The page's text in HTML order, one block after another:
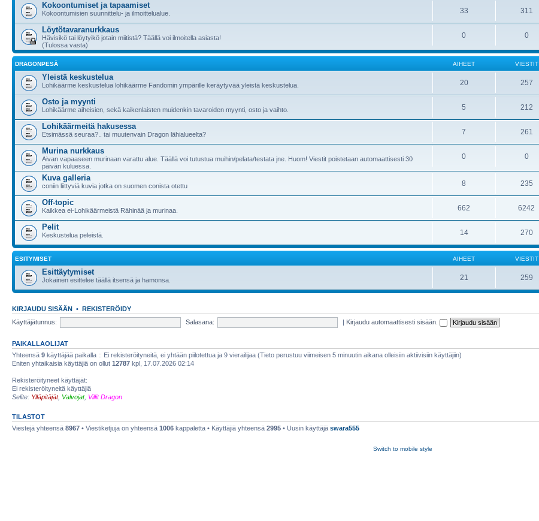
Kokoontumiset ja tapaamiset
Kokoontumisien suunnittelu- ja ilmoittelualue. 33 311
Löytötavaranurkkaus
Hävisikö tai löytyikö jotain miitistä? Täällä voi ilmoitella asiasta!
(Tulossa vasta)
0 0
DRAGONPESÄ AIHEET VIESTIT
Yleistä keskustelua
Lohikäärme keskustelua lohikäärme Fandomin ympärille keräytyvää yleistä keskustelua. 20 257
Osto ja myynti
Lohikäärme aiheisien, sekä kaikenlaisten muidenkin tavaroiden myynti, osto ja vaihto. 5 212
Lohikäärmeitä hakusessa
Etsimässä seuraa?.. tai muutenvain Dragon lähialueelta? 7 261
Murina nurkkaus
Aivan vapaaseen murinaan varattu alue. Täällä voi tutustua muihin/pelata/testata jne. Huom! Viestit poistetaan automaattisesti 30
päivän kuluessa.
0 0
Kuva galleria
coniin liittyviä kuvia jotka on suomen conista otettu 8 235
Off-topic
Kaikkea ei-Lohikäärmeistä Rähinää ja murinaa. 662 6242
Pelit
Keskustelua peleistä. 14 270
ESITYMISET AIHEET VIESTIT
Esittäytymiset
Jokainen esittelee täällä itsensä ja hamonsa. 21 259
KIRJAUDU SISÄÄN • REKISTERÖIDY
Käyttäjätunnus:
Salasana: | Kirjaudu automaattisesti sisään.
PAIKALLAOLIJAT
Yhteensä 9 käyttäjää paikalla :: Ei rekisteröityneitä, ei yhtään piilotettua ja 9 vierailijaa (Tieto perustuu viimeisen 5 minuutin aikana olleisiin aktiivisiin käyttäjiin)
Eniten yhtaikaisia käyttäjiä on ollut 12787 kpl, 17.07.2026 02:14
Rekisteröityneet käyttäjät:
Ei rekisteröityneitä käyttäjiä
Selite: Ylläpitäjät, Valvojat, Villit Dragon
TILASTOT
Viestejä yhteensä 8967 • Viestiketjuja on yhteensä 1006 kappaletta • Käyttäjiä yhteensä 2995 • Uusin käyttäjä swara555
Switch to mobile style